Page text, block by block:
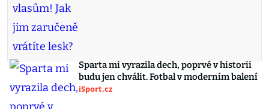
Sparta mi vyrazila dech, poprvé v historii
budu jen chválit. Fotbal v moderním balení
iSport.cz